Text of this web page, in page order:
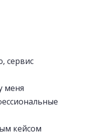
сервис
меня
кейсом